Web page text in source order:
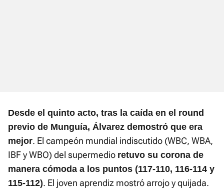
Desde el quinto acto, tras la caída en el round
previo de Munguía, Álvarez demostró que era
mejor. El campeón mundial indiscutido (WBC, WBA,
IBF y WBO) del supermedio retuvo su corona de
manera cómoda a los puntos (117-110, 116-114 y
115-112). El joven aprendiz mostró arrojo y quijada.